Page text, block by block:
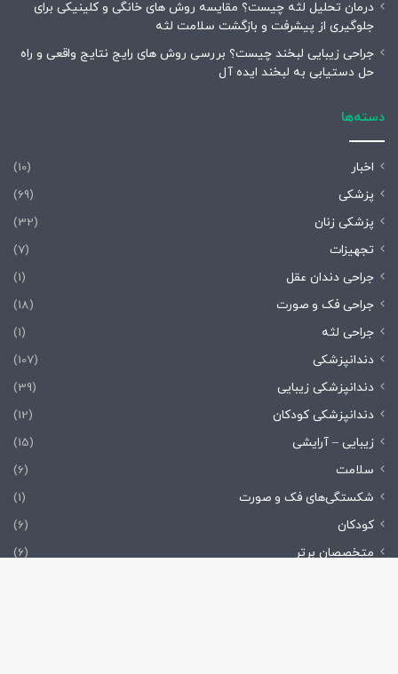
درمان تحلیل لثه چیست؟ مقایسه روش های خانگی و کلینیکی برای
جلوگیری از پیشرفت و بازگشت سلامت لثه
جراحی زیبایی لبخند چیست؟ بررسی روش های رایج نتایج واقعی و راه
حل دستیابی به لبخند ایده آل
دسته‌ها
اخبار
(10)
پزشکی
(69)
پزشکی زنان
(32)
تجهیزات
(7)
جراحی دندان عقل
(1)
جراحی فک و صورت
(18)
جراحی لثه
(1)
دندانپزشکی
(107)
دندانپزشکی زیبایی
(39)
دندانپزشکی کودکان
(12)
زیبایی – آرایشی
(15)
سلامت
(6)
شکستگی‌های فک و صورت
(1)
کودکان
(6)
متخصصان برتر
(6)